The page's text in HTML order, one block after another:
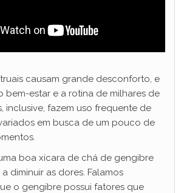
causam grande desconforto, e
bem-estar e a rotina de milhares de
inclusive, fazem uso frequente de
em busca de um pouco de
boa xícara de chá de gengibre
diminuir as dores. Falamos
o gengibre possui fatores que